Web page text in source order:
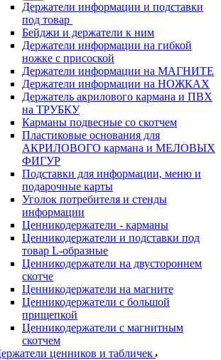
Держатели информации и подставки
под товар
Бейджи и держатели к ним
Держатели информации на гибкой
ножке с присоской
Держатели информации на МАГНИТЕ
Держатели информации на НОЖКАХ
Держатель акрилового кармана и ПВХ
на ТРУБКУ
Карманы подвесные со скотчем
Пластиковые основания для
АКРИЛОВОГО кармана и МЕЛОВЫХ
ФИГУР
Подставки для информации, меню и
подарочные карты
Уголок потребителя и стенды
информации
Ценникодержатели - карманы
Ценникодержатели и подставки под
товар L-образные
Ценникодержатели на двустороннем
скотче
Ценникодержатели на магните
Ценникодержатели с большой
прищепкой
Ценникодержатели с магнитным
скотчем
ценников и табличек